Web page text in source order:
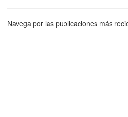
Navega por las publicaciones más